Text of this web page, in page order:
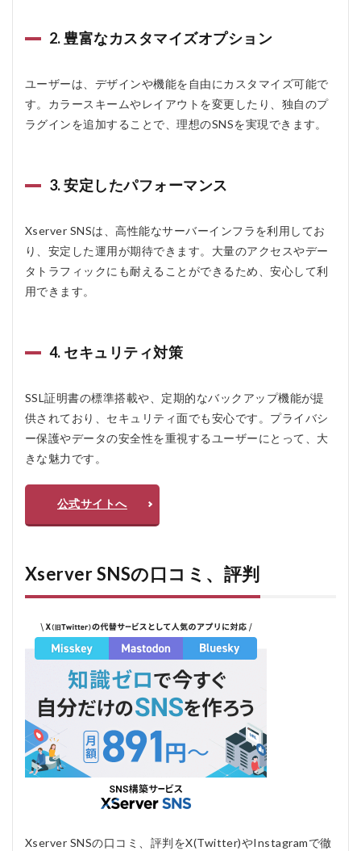
5.1
プロ
グラ
ミン
グの
も利
用で
か？
Q2:
月額
らい
5.3
Q3:
セキ
ュリ
ティ
対策
はど
のよ
うに
ます
か？
Q4:
カス
タマ
イズ
の自
由度
はど
らい
です
か？
2. 豊富なカスタマイズオプション
ユーザーは、デザインや機能を自由にカスタマイズ可能で
す。カラースキームやレイアウトを変更したり、独自のプ
ラグインを追加することで、理想のSNSを実現できます。
3. 安定したパフォーマンス
Xserver SNSは、高性能なサーバーインフラを利用してお
り、安定した運用が期待できます。大量のアクセスやデー
タトラフィックにも耐えることができるため、安心して利
用できます。
4. セキュリティ対策
SSL証明書の標準搭載や、定期的なバックアップ機能が提
供されており、セキュリティ面でも安心です。プライバシ
ー保護やデータの安全性を重視するユーザーにとって、大
きな魅力です。
公式サイトへ
Xserver SNSの口コミ、評判
Xserver SNSの口コミ、評判をX(Twitter)やInstagramで徹